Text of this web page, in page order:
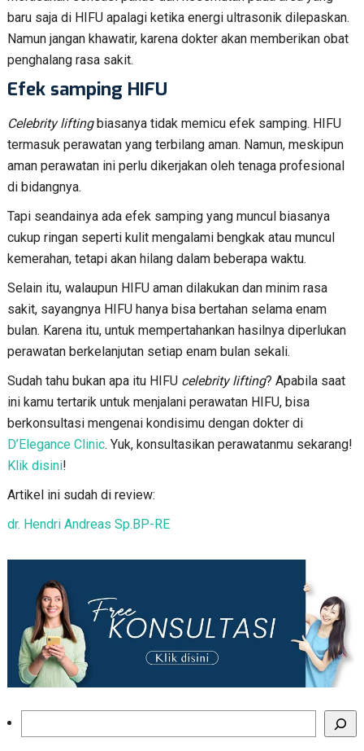
baru saja di HIFU apalagi ketika energi ultrasonik dilepaskan.
Namun jangan khawatir, karena dokter akan memberikan obat
penghalang rasa sakit.
Efek samping HIFU
Celebrity liftingbiasanya tidak memicu efek samping. HIFU
termasuk perawatan yang terbilang aman. Namun, meskipun
aman perawatan ini perlu dikerjakan oleh tenaga profesional
di bidangnya.
Tapi seandainya ada efek samping yang muncul biasanya
cukup ringan seperti kulit mengalami bengkak atau muncul
kemerahan, tetapi akan hilang dalam beberapa waktu.
Selain itu, walaupun HIFU aman dilakukan dan minim rasa
sakit, sayangnya HIFU hanya bisa bertahan selama enam
bulan. Karena itu, untuk mempertahankan hasilnya diperlukan
perawatan berkelanjutan setiap enam bulan sekali.
Sudah tahu bukan apa itu HIFU celebrity lifting? Apabila saat
ini kamu tertarik untuk menjalani perawatan HIFU, bisa
berkonsultasi mengenai kondisimu dengan dokter di
D’Elegance Clinic. Yuk, konsultasikan perawatanmu sekarang!
Klik disini!
Artikel ini sudah di review:
dr. Hendri Andreas Sp.BP-RE